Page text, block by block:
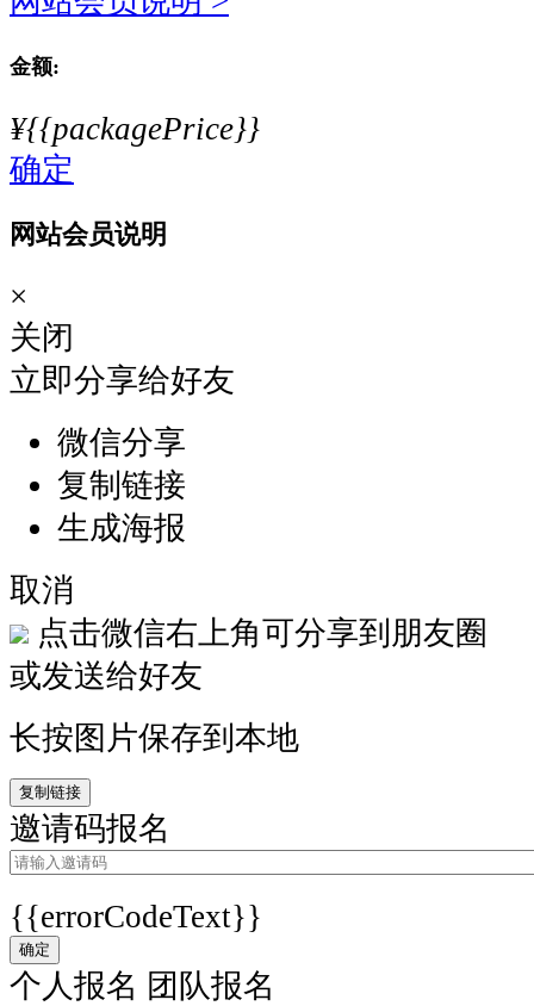
金额:
¥{{packagePrice}}
确定
网站会员说明
×
关闭
立即分享给好友
微信分享
复制链接
生成海报
取消
点击微信右上角可分享到朋友圈
或发送给好友
长按图片保存到本地
复制链接
邀请码报名
{{errorCodeText}}
确定
个人报名 团队报名